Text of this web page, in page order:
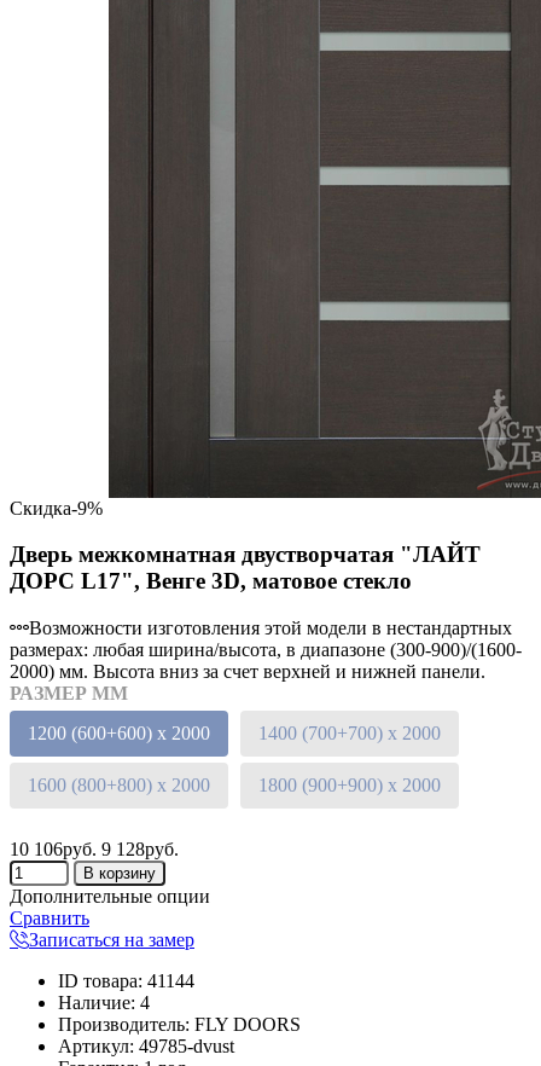
Скидка-9%
Дверь межкомнатная двустворчатая "ЛАЙТ
ДОРС L17", Венге 3D, матовое стекло
Возможности изготовления этой модели в нестандартных
размерах: любая ширина/высота, в диапазоне (300-900)/(1600-
2000) мм. Высота вниз за счет верхней и нижней панели.
РАЗМЕР ММ
1200 (600+600) х 2000
1400 (700+700) х 2000
1600 (800+800) х 2000 1800 (900+900) х 2000
10 106руб. 9 128руб.
Дополнительные опции
Сравнить
Записаться на замер
ID товара: 41144
Наличие: 4
Производитель: FLY DOORS
Артикул: 49785-dvust